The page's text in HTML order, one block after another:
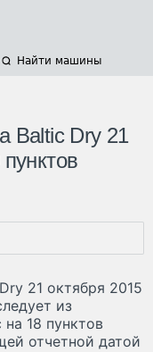
Найти машины
Baltic Dry 21
21 октября 2015
из
18 пунктов
отчетной датой